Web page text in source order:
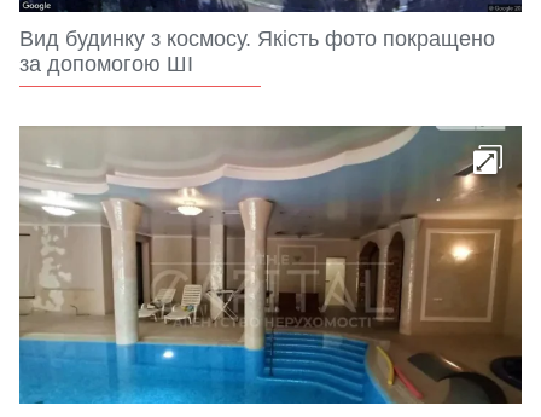
Вид будинку з космосу. Якість фото покращено
за допомогою ШІ